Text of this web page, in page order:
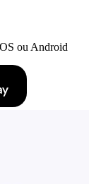
ou Android